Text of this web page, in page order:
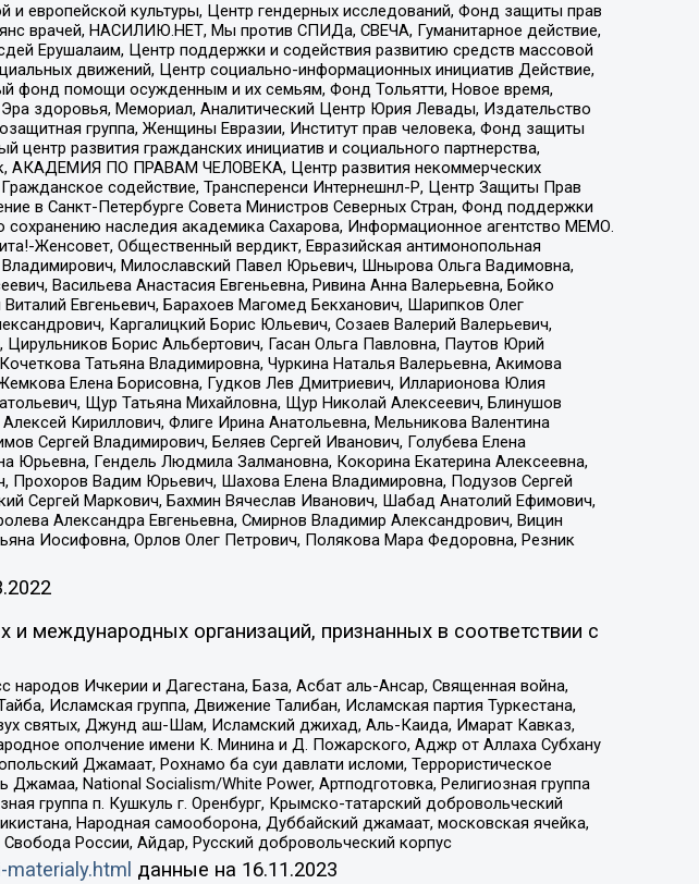
европейской культуры, Центр гендерных исследований, Фонд защиты прав
врачей, НАСИЛИЮ.НЕТ, Мы против СПИДа, СВЕЧА, Гуманитарное действие,
Ерушалаим, Центр поддержки и содействия развитию средств массовой
движений, Центр социально-информационных инициатив Действие,
фонд помощи осужденным и их семьям, Фонд Тольятти, Новое время,
здоровья, Мемориал, Аналитический Центр Юрия Левады, Издательство
группа, Женщины Евразии, Институт прав человека, Фонд защиты
центр развития гражданских инициатив и социального партнерства,
АКАДЕМИЯ ПО ПРАВАМ ЧЕЛОВЕКА, Центр развития некоммерческих
содействие, Трансперенси Интернешнл-Р, Центр Защиты Прав
в Санкт-Петербурге Совета Министров Северных Стран, Фонд поддержки
наследия академика Сахарова, Информационное агентство МЕМО.
Женсовет, Общественный вердикт, Евразийская антимонопольная
Милославский Павел Юрьевич, Шнырова Ольга Вадимовна,
Васильева Анастасия Евгеньевна, Ривина Анна Валерьевна, Бойко
Евгеньевич, Барахоев Магомед Бекханович, Шарипков Олег
Каргалицкий Борис Юльевич, Созаев Валерий Валерьевич,
Борис Альбертович, Гасан Ольга Павловна, Паутов Юрий
Татьяна Владимировна, Чуркина Наталья Валерьевна, Акимова
Елена Борисовна, Гудков Лев Дмитриевич, Илларионова Юлия
Щур Татьяна Михайловна, Щур Николай Алексеевич, Блинушов
Кириллович, Флиге Ирина Анатольевна, Мельникова Валентина
Сергей Владимирович, Беляев Сергей Иванович, Голубева Елена
Юрьевна, Гендель Людмила Залмановна, Кокорина Екатерина Алексеевна,
Прохоров Вадим Юрьевич, Шахова Елена Владимировна, Подузов Сергей
Сергей Маркович, Бахмин Вячеслав Иванович, Шабад Анатолий Ефимович,
Александра Евгеньевна, Смирнов Владимир Александрович, Вицин
Иосифовна, Орлов Олег Петрович, Полякова Мара Федоровна, Резник
международных организаций, признанных в соответствии с
Ичкерии и Дагестана, База, Асбат аль-Ансар, Священная война,
Исламская группа, Движение Талибан, Исламская партия Туркестана,
святых, Джунд аш-Шам, Исламский джихад, Аль-Каида, Имарат Кавказ,
ополчение имени К. Минина и Д. Пожарского, Аджр от Аллаха Субхану
Джамаат, Рохнамо ба суи давлати исломи, Террористическое
National Socialism/White Power, Артподготовка, Религиозная группа
группа п. Кушкуль г. Оренбург, Крымско-татарский добровольческий
Народная самооборона, Дуббайский джамаат, московская ячейка,
России, Айдар, Русский добровольческий корпус
данные на 16.11.2023